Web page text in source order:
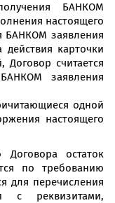
БАНКОМ
настоящего
БАНКОМ заявления
карточки
считается
заявления
одной
настоящего
Договора остаток
по требованию
для перечисления
с реквизитами,